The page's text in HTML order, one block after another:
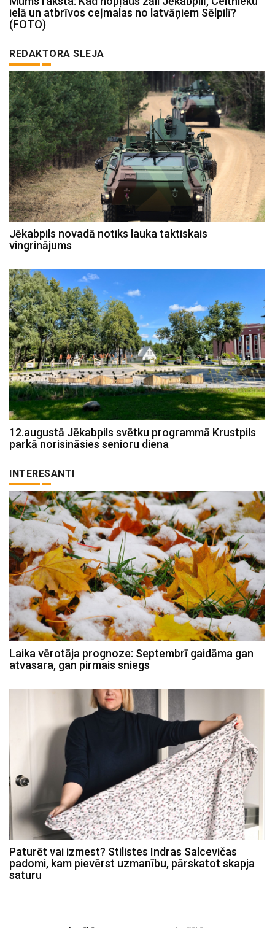
ielā un atbrīvos ceļmalas no latvāņiem Sēlpilī?
(FOTO)
REDAKTORA SLEJA
Jēkabpils novadā notiks lauka taktiskais
vingrinājums
12.augustā Jēkabpils svētku programmā Krustpils
parkā norisināsies senioru diena
INTERESANTI
Laika vērotāja prognoze: Septembrī gaidāma gan
atvasara, gan pirmais sniegs
Paturēt vai izmest? Stilistes Indras Salcevičas
padomi, kam pievērst uzmanību, pārskatot skapja
saturu